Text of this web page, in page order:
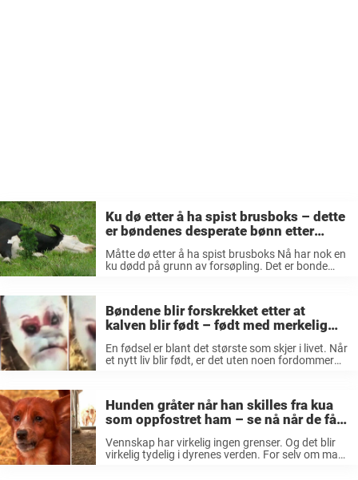
Ku dø etter å ha spist brusboks – dette
er bøndenes desperate bønn etter
tragedien…
Måtte dø etter å ha spist brusboks Nå har nok en
ku dødd på grunn av forsøpling. Det er bonde
Bøndene blir forskrekket etter at
kalven blir født – født med merkelig
En fødsel er blant det største som skjer i livet. Når
et nytt liv blir født, er det uten noen fordommer
Hunden gråter når han skilles fra kua
som oppfostret ham – se nå når de får
Vennskap har virkelig ingen grenser. Og det blir
virkelig tydelig i dyrenes verden. For selv om man